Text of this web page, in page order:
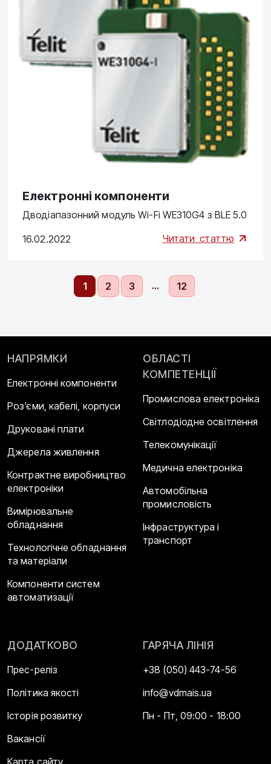
Електронні компоненти
Дводіапазонний модуль Wi-Fi WE310G4 з BLE 5.0
16.02.2022 Читати статтю
1 2 3 … 12
НАПРЯМКИ
Електронні компоненти
Роз'єми, кабелі, корпуси
Друковані плати
Джерела живлення
Контрактне виробництво
електроніки
Вимірювальне
обладнання
Технологічне обладнання
та матеріали
Компоненти систем
автоматизації
ОБЛАСТІ
КОМПЕТЕНЦІЇ
Промислова електроніка
Світлодіодне освітлення
Телекомунікації
Медична електроніка
Автомобільна
промисловість
Інфраструктура і
транспорт
ДОДАТКОВО
Прес-реліз
Політика якості
Історія розвитку
Вакансії
Карта сайту
ГАРЯЧА ЛІНІЯ
+38 (050) 443-74-56
info@vdmais.ua
Пн - Пт, 09:00 - 18:00